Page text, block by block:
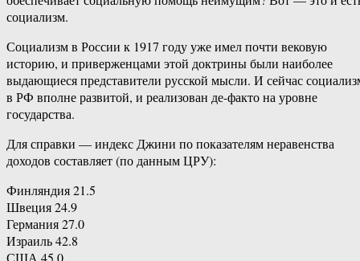
социализм.
Социализм в России к 1917 году уже имел почти вековую
историю, и приверженцами этой доктрины были наиболее
выдающиеся представители русской мысли. И сейчас
в РФ вполне развитой, и реализован де-факто на уровне
государства.
Для справки — индекс Джини по показателям неравенства
доходов составляет (по данным ЦРУ):
Финляндия 21.5
Швеция 24.9
Германия 27.0
Израиль 42.8